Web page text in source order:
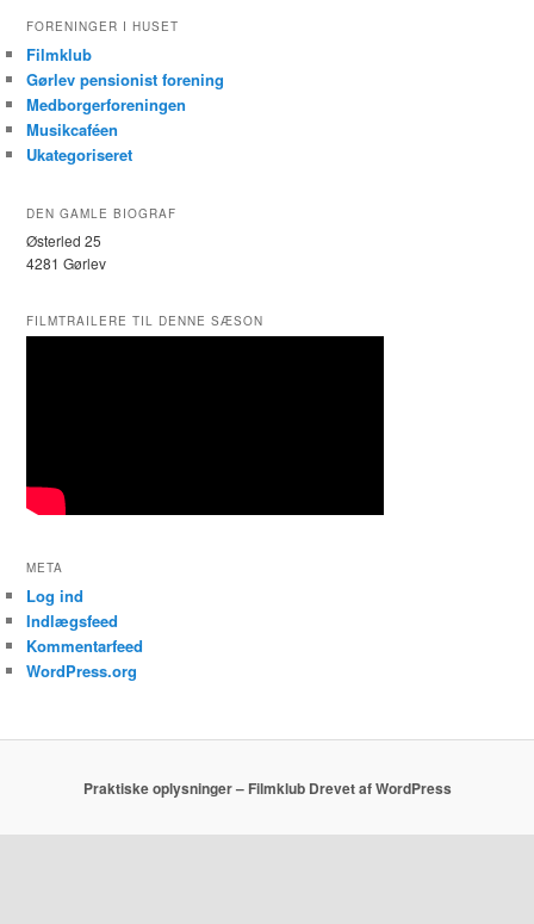
FORENINGER I HUSET
Filmklub
Gørlev pensionist forening
Medborgerforeningen
Musikcaféen
Ukategoriseret
DEN GAMLE BIOGRAF
Østerled 25
4281 Gørlev
FILMTRAILERE TIL DENNE SÆSON
META
Log ind
Indlægsfeed
Kommentarfeed
WordPress.org
Praktiske oplysninger – Filmklub Drevet af WordPress